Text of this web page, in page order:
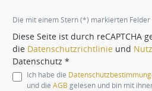
Die mit einem Stern (*) markierten
Diese Seite ist durch reCAPTCHA
die Datenschutzrichtlinie und
Datenschutz *
Ich habe die
und die AGB gelesen und bin mit